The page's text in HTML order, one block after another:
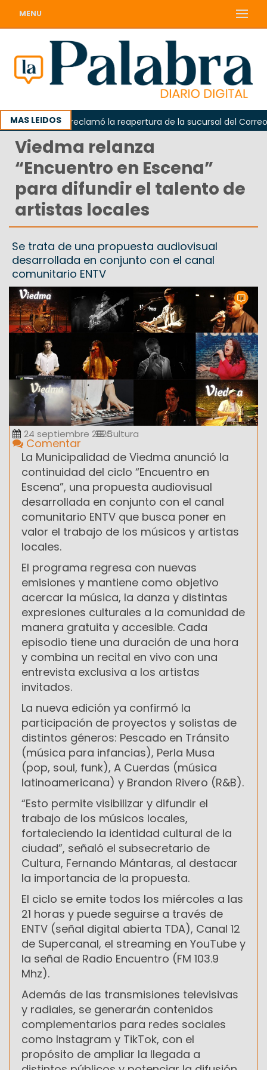
MENU
MAS LEIDOS
Odarda reclamó la reapertura de la sucursal del Correo
Viedma relanza
“Encuentro en Escena”
para difundir el talento de
artistas locales
Se trata de una propuesta audiovisual
desarrollada en conjunto con el canal
comunitario ENTV
24 septiembre 2025Cultura
Comentar
La Municipalidad de Viedma anunció la
continuidad del ciclo “Encuentro en
Escena”, una propuesta audiovisual
desarrollada en conjunto con el canal
comunitario ENTV que busca poner en
valor el trabajo de los músicos y artistas
locales.
El programa regresa con nuevas
emisiones y mantiene como objetivo
acercar la música, la danza y distintas
expresiones culturales a la comunidad de
manera gratuita y accesible. Cada
episodio tiene una duración de una hora
y combina un recital en vivo con una
entrevista exclusiva a los artistas
invitados.
La nueva edición ya confirmó la
participación de proyectos y solistas de
distintos géneros: Pescado en Tránsito
(música para infancias), Perla Musa
(pop, soul, funk), A Cuerdas (música
latinoamericana) y Brandon Rivero (R&B).
“Esto permite visibilizar y difundir el
trabajo de los músicos locales,
fortaleciendo la identidad cultural de la
ciudad”, señaló el subsecretario de
Cultura, Fernando Mántaras, al destacar
la importancia de la propuesta.
El ciclo se emite todos los miércoles a las
21 horas y puede seguirse a través de
ENTV (señal digital abierta TDA), Canal 12
de Supercanal, el streaming en YouTube y
la señal de Radio Encuentro (FM 103.9
Mhz).
Además de las transmisiones televisivas
y radiales, se generarán contenidos
complementarios para redes sociales
como Instagram y TikTok, con el
propósito de ampliar la llegada a